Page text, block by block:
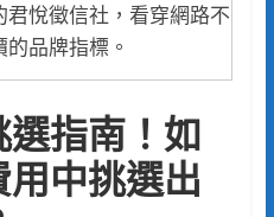
悅徵信社，看穿網路不
品牌指標。
指南！如
中挑選出